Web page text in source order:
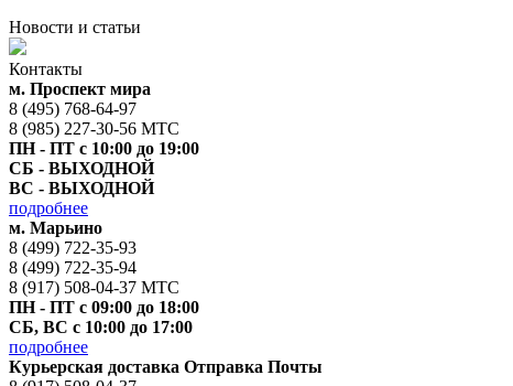
Новости и статьи
Контакты
м. Проспект мира
8 (495) 768-64-97
8 (985) 227-30-56 МТС
ПН - ПТ с 10:00 до 19:00
СБ - ВЫХОДНОЙ
ВС - ВЫХОДНОЙ
подробнее
м. Марьино
8 (499) 722-35-93
8 (499) 722-35-94
8 (917) 508-04-37 МТС
ПН - ПТ с 09:00 до 18:00
СБ, ВС с 10:00 до 17:00
подробнее
Курьерская доставка Отправка Почты